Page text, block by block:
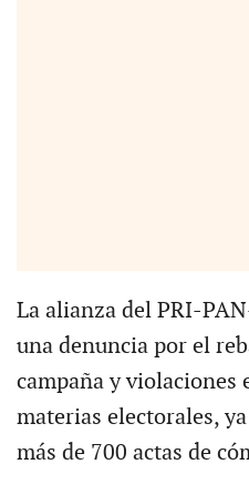
La alianza del PRI-
una denuncia por el
campaña y violaciones
materias electorales,
más de 700 actas de